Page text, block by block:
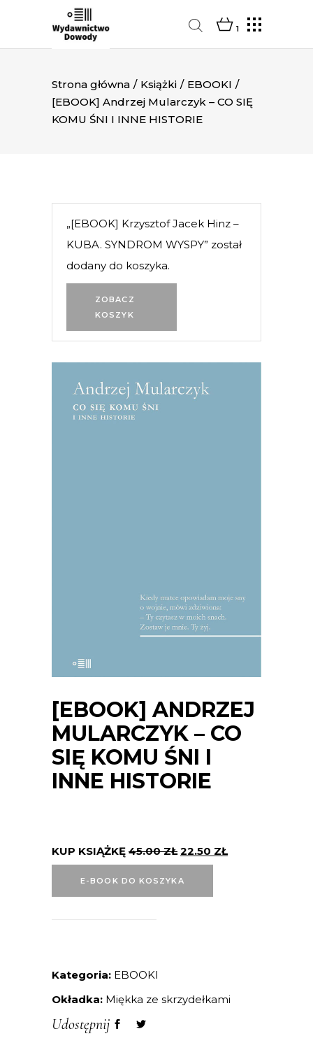
1
Strona główna / Książki / EBOOKI /
[EBOOK] Andrzej Mularczyk – CO SIĘ
KOMU ŚNI I INNE HISTORIE
ZOBACZ
KOSZYK
„[EBOOK] Krzysztof Jacek Hinz –
KUBA. SYNDROM WYSPY” został
dodany do koszyka.
[EBOOK] ANDRZEJ
MULARCZYK – CO
SIĘ KOMU ŚNI I
INNE HISTORIE
KUP KSIĄŻKĘ 45.00ZŁ 22.50 ZŁ
E-BOOK DO KOSZYKA
Kategoria: EBOOKI
Okładka: Miękka ze skrzydełkami
Udostępnij